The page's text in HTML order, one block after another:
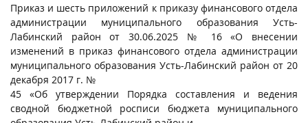
Приказ и шесть приложений к приказу финансового отдела
администрации муниципального образования Усть-
Лабинский район от 30.06.2025 № 16 «О внесении
изменений в приказ финансового отдела администрации
муниципального образования Усть-Лабинский район от 20
декабря 2017 г. №
45 «Об утверждении Порядка составления и ведения
сводной бюджетной росписи бюджета муниципального